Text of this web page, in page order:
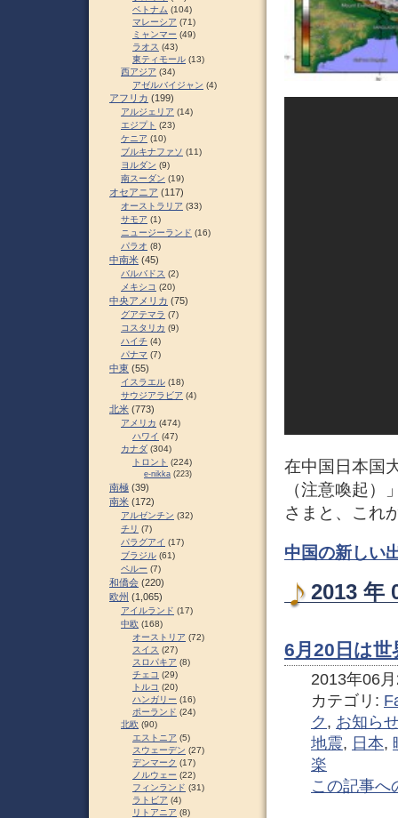
在中国日本国
（注意喚起
さまと、これ
中国の新しい
2013 年
6月20日は
2013年06
カテゴリ:
ク , お知ら
地震, 日本,
楽
この記事へ
ベトナム (104)
マレーシア (71)
ミャンマー (49)
ラオス (43)
東ティモール (13)
西アジア (34)
アゼルバイジャン (4)
アフリカ (199)
アルジェリア (14)
エジプト (23)
ケニア (10)
ブルキナファソ (11)
ヨルダン (9)
南スーダン (19)
オセアニア (117)
オーストラリア (33)
サモア (1)
ニュージーランド (16)
パラオ (8)
中南米 (45)
バルバドス (2)
メキシコ (20)
中央アメリカ (75)
グアテマラ (7)
コスタリカ (9)
ハイチ (4)
パナマ (7)
中東 (55)
イスラエル (18)
サウジアラビア (4)
北米 (773)
アメリカ (474)
ハワイ (47)
カナダ (304)
トロント (224)
e-nikka (223)
南極 (39)
南米 (172)
アルゼンチン (32)
チリ (7)
パラグアイ (17)
ブラジル (61)
ペルー (7)
和僑会 (220)
欧州 (1,065)
アイルランド (17)
中欧 (168)
オーストリア (72)
スイス (27)
スロパキア (8)
チェコ (29)
トルコ (20)
ハンガリー (16)
ポーランド (24)
北欧 (90)
エストニア (5)
スウェーデン (27)
デンマーク (17)
ノルウェー (22)
フィンランド (31)
ラトビア (4)
リトアニア (8)